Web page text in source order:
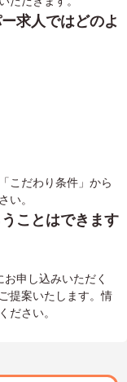
求人ではどのよ
こだわり条件」から
い。
ことはできます
お申し込みいただく
提案いたします。情
ださい。